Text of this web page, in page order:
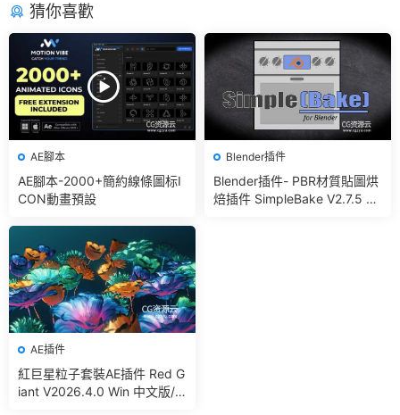
猜你喜歡
AE腳本
AE腳本-2000+簡約線條圖标I
CON動畫預設
Blender插件
Blender插件- PBR材質貼圖烘
焙插件 SimpleBake V2.7.5 –
AE插件
紅巨星粒子套裝AE插件 Red G
iant V2026.4.0 Win 中文版/